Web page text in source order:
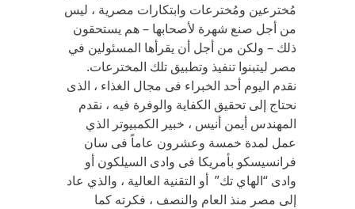
مُخترعين ومُخترعات وابتكارات مصرية ، ليس
من أجل صنع شهرة لأصحابها – هم يستحقون
ذلك – ولكن من أجل أن يقرأها المسئولين في
مصر ليتبنوا تنفيذ وتطبيق تلك المخترعات.
نقدم اليوم أحد الخبراء فى مجال الغذاء ، الذى
نحتاج إلى تحقيق الكفاية والوفرة فيه ، نقدم
المهندس أيمن أنيس ، خبير الكمبيوتر الذي
عمل لمدة خمسة وعشرون عاماً فى سان
فرانسيسكو بأمريكا فى وادى السيلكون أو
وادى “الهاي تك” أو التقنية العالية ، والذي عاد
إلى مصر منذ العام والنصف ، فكرته كما